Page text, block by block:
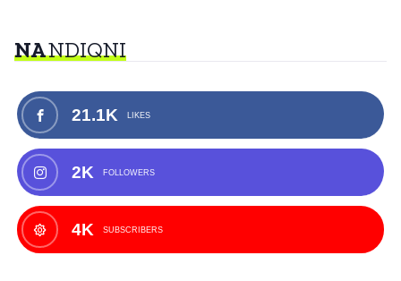
NANDIQNI
21.1K LIKES
2K FOLLOWERS
4K SUBSCRIBERS